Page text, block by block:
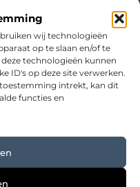
wij technologieën
op te slaan en/of te
technologieën kunnen
ID's op deze site verwerken.
intrekt, kan dit
functies en
tips voor het
en artikelen boordevol
inzichten om elke dag